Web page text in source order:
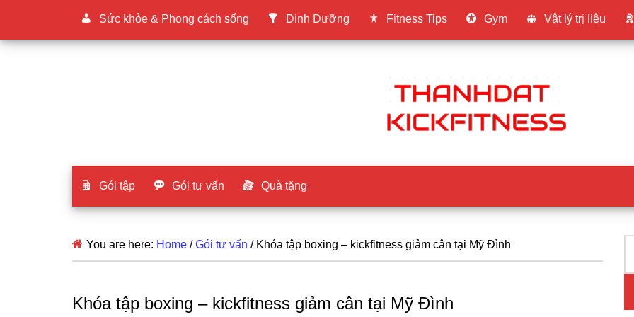
Sức khỏe & Phong cách sống Dinh Dưỡng Fitness Tips Gym Vật lý trị liệu
Gói tập Gói tư vấn Quà tặng
You are here: Home / Gói tư vấn /Khóa tập boxing – kickfitness giảm cân tại Mỹ Đình
Khóa tập boxing – kickfitness giảm cân tại Mỹ Đình